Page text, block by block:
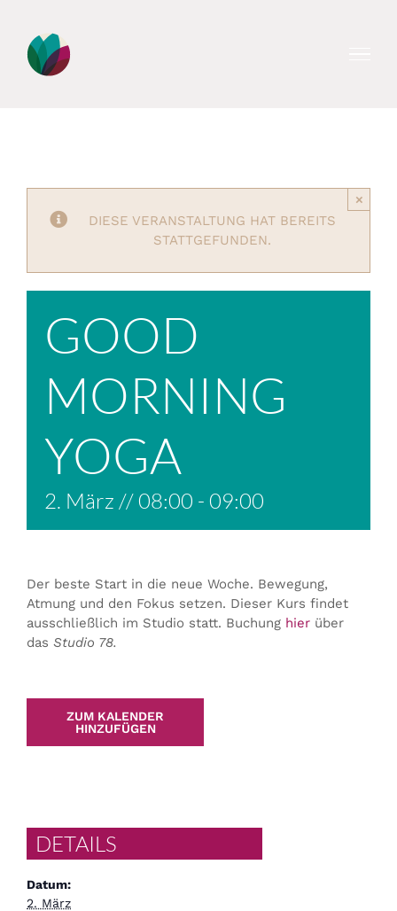
springen
DIESE VERANSTALTUNG HAT BEREITS
STATTGEFUNDEN.
×
GOOD
MORNING
YOGA
2. März // 08:00 - 09:00
Der beste Start in die neue Woche. Bewegung,
Atmung und den Fokus setzen. Dieser Kurs findet
ausschließlich im Studio statt. Buchung hierüber
das Studio 78.
ZUM KALENDER
HINZUFÜGEN
DETAILS
Datum:
2. März